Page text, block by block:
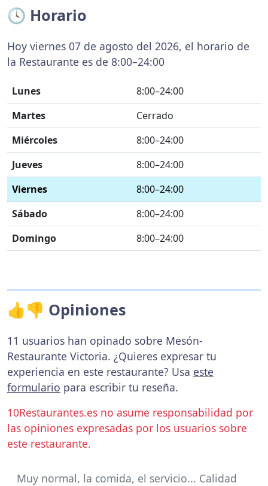
🕓 Horario
Hoy viernes 07 de agosto del 2026, el horario de
la Restaurante es de 8:00–24:00
Lunes
8:00–24:00
Martes
Cerrado
Miércoles
8:00–24:00
Jueves
8:00–24:00
Viernes
8:00–24:00
Sábado
8:00–24:00
Domingo
8:00–24:00
👍👎 Opiniones
11 usuarios han opinado sobre Mesón-
Restaurante Victoria. ¿Quieres expresar tu
experiencia en este restaurante? Usa este
formulario para escribir tu reseña.
10Restaurantes.es no asume responsabilidad por
las opiniones expresadas por los usuarios sobre
este restaurante.
Muy normal, la comida, el servicio... Calidad